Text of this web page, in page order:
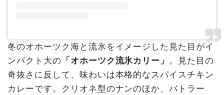
冬のオホーツク海と流氷をイメージした見た目がイ
ンパクト大の 「オホーツク流氷カリー」 。見た目の
奇抜さに反して、味わいは本格的なスパイスチキン
カレーです。クリオネ型のナンのほか、バトラー